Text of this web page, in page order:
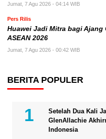
Jumat, 7 Agu 2026 - 04:14 WIB
Pers Rilis
Huawei Jadi Mitra bagi Ajang
ASEAN 2026
Jumat, 7 Agu 2026 - 00:42 WIB
BERITA POPULER
Setelah Dua Kali
GlenAllachie
Indonesia